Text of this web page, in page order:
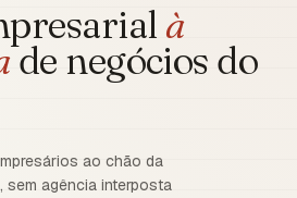
à
de negócios do
ao chão da
sem agência interposta